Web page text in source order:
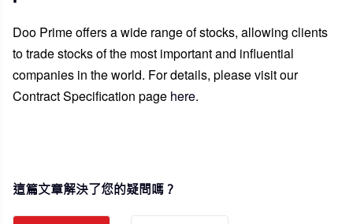
Doo Prime offers a wide range of stocks, allowing clients
to trade stocks of the most important and influential
companies in the world. For details, please visit our
Contract Specification page here.
這篇文章解決了您的疑問嗎？